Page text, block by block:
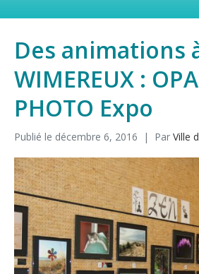
Des animations
WIMEREUX :
PHOTO Expo
Publié le décembre 6, 2016 Par Ville